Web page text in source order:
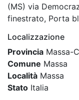
(MS) via
finestrato, Porta
Localizzazione
Provincia Massa-
Comune Massa
Località Massa
Stato Italia